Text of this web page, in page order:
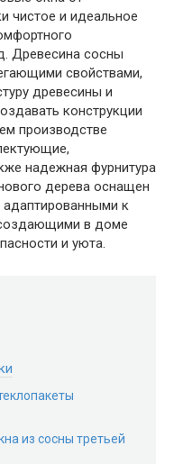
чистое и идеальное
Древесина сосны
свойствами,
древесины и
конструкции
производстве
надежная фурнитура
дерева оснащен
адаптированными к
в доме
и уюта.
из сосны третьей